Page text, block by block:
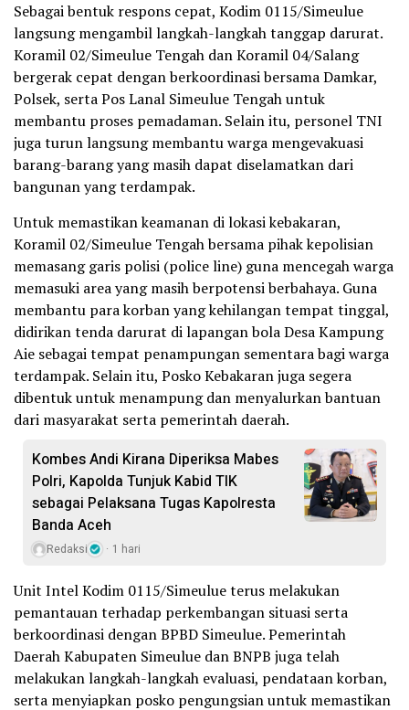
Sebagai bentuk respons cepat, Kodim 0115/Simeulue
langsung mengambil langkah-langkah tanggap darurat.
Koramil 02/Simeulue Tengah dan Koramil 04/Salang
bergerak cepat dengan berkoordinasi bersama Damkar,
Polsek, serta Pos Lanal Simeulue Tengah untuk
membantu proses pemadaman. Selain itu, personel TNI
juga turun langsung membantu warga mengevakuasi
barang-barang yang masih dapat diselamatkan dari
bangunan yang terdampak.
Untuk memastikan keamanan di lokasi kebakaran,
Koramil 02/Simeulue Tengah bersama pihak kepolisian
memasang garis polisi (police line) guna mencegah warga
memasuki area yang masih berpotensi berbahaya. Guna
membantu para korban yang kehilangan tempat tinggal,
didirikan tenda darurat di lapangan bola Desa Kampung
Aie sebagai tempat penampungan sementara bagi warga
terdampak. Selain itu, Posko Kebakaran juga segera
dibentuk untuk menampung dan menyalurkan bantuan
dari masyarakat serta pemerintah daerah.
Kombes Andi Kirana Diperiksa Mabes
Polri, Kapolda Tunjuk Kabid TIK
sebagai Pelaksana Tugas Kapolresta
Banda Aceh
Redaksi 1 hari
Unit Intel Kodim 0115/Simeulue terus melakukan
pemantauan terhadap perkembangan situasi serta
berkoordinasi dengan BPBD Simeulue. Pemerintah
Daerah Kabupaten Simeulue dan BNPB juga telah
melakukan langkah-langkah evaluasi, pendataan korban,
serta menyiapkan posko pengungsian untuk memastikan